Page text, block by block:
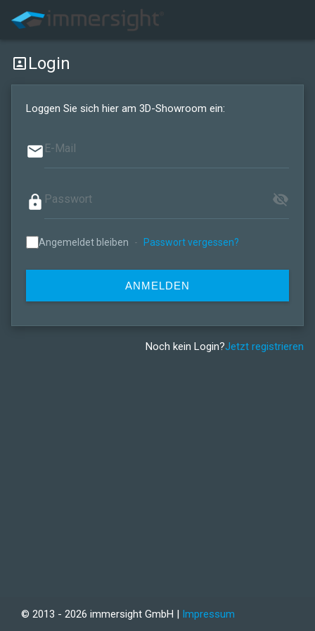
portrait Login
Loggen Sie sich hier am 3D-Showroom ein:
email
lock visibility_off
Angemeldet bleiben - Passwort vergessen?
ANMELDEN
Noch kein Login?Jetzt registrieren
© 2013 - 2026 immersight GmbH | Impressum